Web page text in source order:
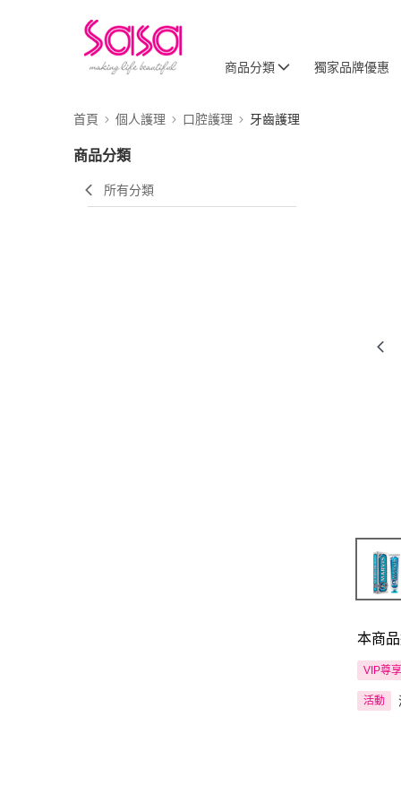
商品分類 獨家品牌優惠
首頁 個人護理 口腔護理 牙齒護理
商品分類
所有分類
本商
VIP尊享
活動